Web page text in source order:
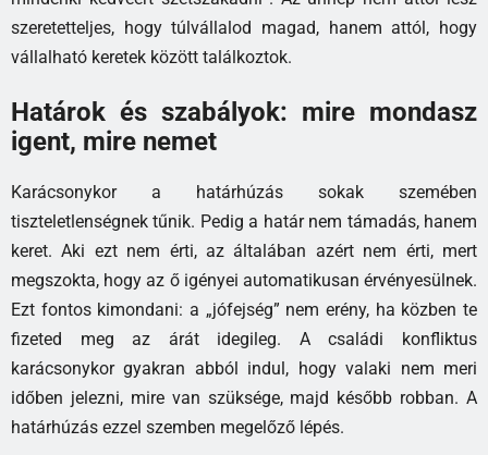
szeretetteljes, hogy túlvállalod magad, hanem attól, hogy
vállalható keretek között találkoztok.
Határok és szabályok: mire mondasz
igent, mire nemet
Karácsonykor a határhúzás sokak szemében
tiszteletlenségnek tűnik. Pedig a határ nem támadás, hanem
keret. Aki ezt nem érti, az általában azért nem érti, mert
megszokta, hogy az ő igényei automatikusan érvényesülnek.
Ezt fontos kimondani: a „jófejség” nem erény, ha közben te
fizeted meg az árát idegileg. A családi konfliktus
karácsonykor gyakran abból indul, hogy valaki nem meri
időben jelezni, mire van szüksége, majd később robban. A
határhúzás ezzel szemben megelőző lépés.